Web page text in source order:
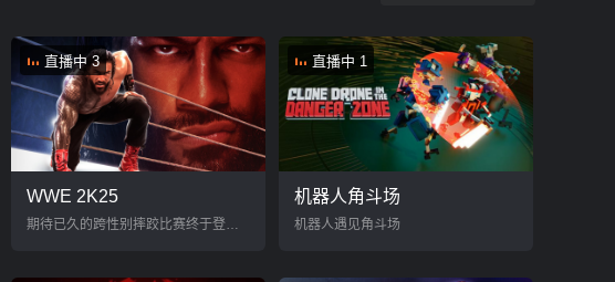
WWE 2K25
期待已久的跨性别摔跤比赛终于登场！
直播中 3
机器人角斗场
机器人遇见角斗场
直播中 1